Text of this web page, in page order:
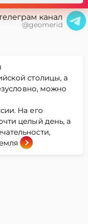
канал
@geomerid
столицы, а
можно
На его
целый день, а